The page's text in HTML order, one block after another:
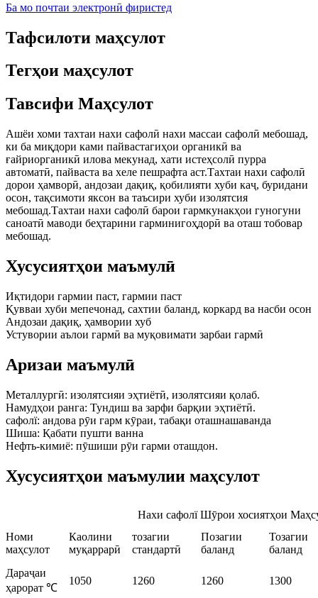
Ба мо почтаи электронӣ фиристед
Тафсилоти маҳсулот
Тегҳои маҳсулот
Тавсифи Маҳсулот
Ашёи хоми тахтаи нахи сафолӣ нахи массаи сафолӣ мебошад,
ки ба миқдори ками пайвастагиҳои органикӣ ва
ғайриорганикӣ илова мекунад, хати истеҳсолӣ пурра
автоматӣ, пайваста ва хеле пешрафта аст.Тахтаи нахи сафолӣ
дорои ҳамворӣ, андозаи дақиқ, қобилияти хуби каҷ, буридани
осон, тақсимоти яксон ва таъсири хуби изолятсия
мебошад.Тахтаи нахи сафолӣ барои гармкунакҳои гуногуни
саноатӣ маводи беҳтарини гарминигоҳдорӣ ва оташ тобовар
мебошад.
Хусусиятҳои маъмулӣ
Иқтидори гармии паст, гармии паст
Қувваи хуби мепечонад, сахтии баланд, коркард ва насби осон
Андозаи дақиқ, ҳамвории хуб
Устувории аълои гармӣ ва муқовимати зарбаи гармӣ
Аризаи маъмулӣ
Металлургӣ: изолятсияи эҳтиётӣ, изолятсияи қолаб.
Намудҳои ранга: Тундиш ва зарфи барқии эҳтиётӣ.
сафолї: андова рӯи гарм кӯраи, табақи оташнашаванда
Шиша: Қабати пушти ванна
Нефть-кимиё: пӯшиши рӯи гарми оташдон.
Хусусиятҳои маъмулии маҳсулот
Нахи сафолї Шӯрои хосиятҳои
Номи
маҳсулот
Каолини
муқаррарӣ
тозагии
стандартӣ
Позагии
баланд
Тозагии
баланд
Дараҷаи
ҳарорат ℃
1050 1260 1260 1300